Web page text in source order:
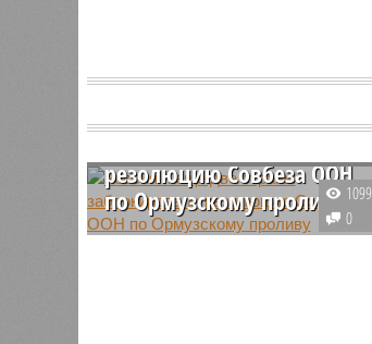
Россия и ещё две страны
резолюцию Совбеза ООН
по Ормузскому проливу
Россия, Китай и Франция
1099
0